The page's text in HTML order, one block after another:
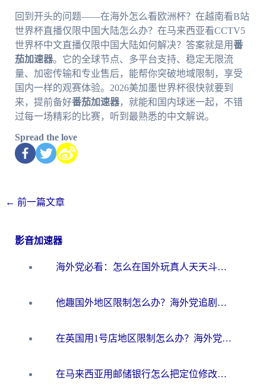
回到开头的问题——在海外怎么看欧洲杯？在越南看B站
世界杯直播仅限中国大陆怎么办？在马来西亚看CCTV5
世界杯中文直播仅限中国大陆如何解决？答案就是用番
茄加速器。它的全球节点、多平台支持、稳定无限流
量、加密传输和专业售后，能帮你突破地域限制，享受
国内一样的观赛体验。2026美加墨世界杯很快就要到
来，提前备好番茄加速器，就能和国内球迷一起，不错
过每一场精彩的比赛，听到最熟悉的中文解说。
Spread the love
← 前一篇文章
影音加速器
海外党必看：怎么在国外玩真人天天斗地主？附证券开户、音乐定位修改全攻略
他趣国外地区限制怎么办？海外党追剧听歌看直播的一站式解决方案
在英国用1号店地区限制怎么办？海外党必看的回国加速全攻略
在马来西亚用邮储银行怎么把定位修改到中国国内？3个海外生活痛点一次解决